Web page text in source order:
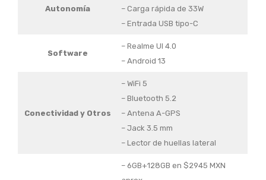
Autonomía
– Carga rápida de 33W
– Entrada USB tipo-C
Software
– Realme UI 4.0
– Android 13
Conectividad y Otros
– WiFi 5
– Bluetooth 5.2
– Antena A-GPS
– Jack 3.5 mm
– Lector de huellas lateral
– 6GB+128GB en $2945 MXN